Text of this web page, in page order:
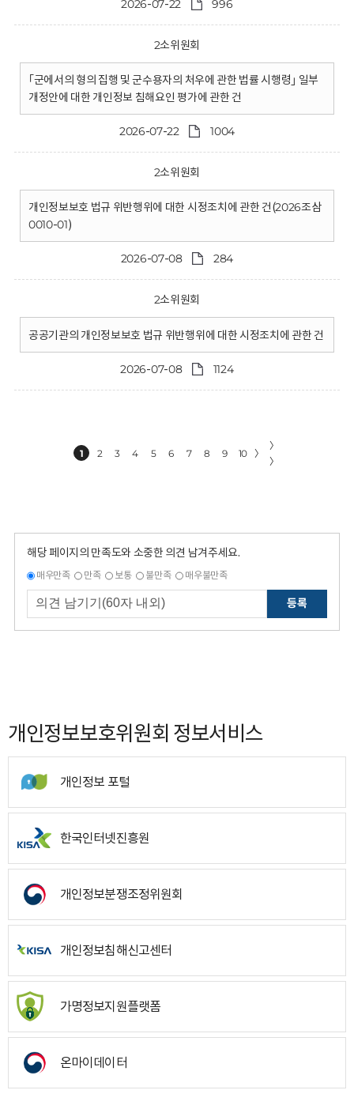
2026-07-22 996
2소위원회
｢군에서의 형의 집행 및 군수용자의 처우에 관한 법률 시행령｣ 일부
개정안에 대한 개인정보 침해요인 평가에 관한 건
2026-07-22 1004
2소위원회
개인정보보호 법규 위반행위에 대한 시정조치에 관한 건(2026조삼
0010-01)
2026-07-08 284
2소위원회
공공기관의 개인정보보호 법규 위반행위에 대한 시정조치에 관한 건
2026-07-08 1124
1 2 3 4 5 6 7 8 9 10 〉
〉
〉
해당 페이지의 만족도와 소중한 의견 남겨주세요.
매우만족 만족 보통 불만족 매우불만족
등록
개인정보보호위원회 정보서비스
개인정보 포털
한국인터넷진흥원
개인정보분쟁조정위원회
개인정보침해신고센터
가명정보지원플랫폼
온마이데이터